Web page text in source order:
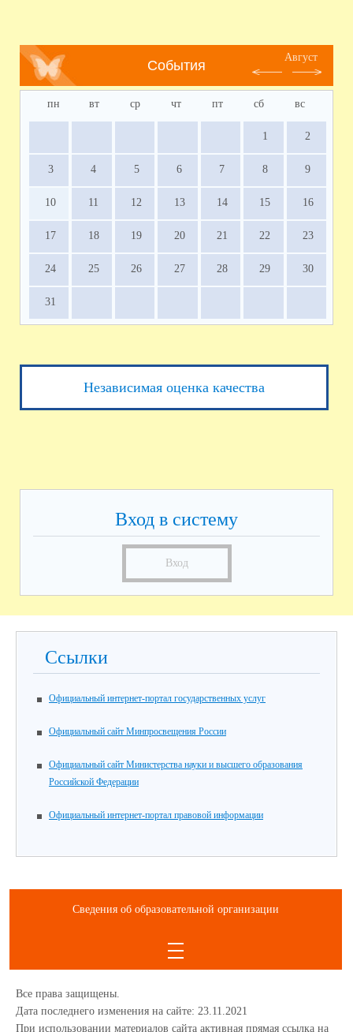
События
Август
пн вт ср чт пт сб вс
1 2
3 4 5 6 7 8 9
10 11 12 13 14 15 16
17 18 19 20 21 22 23
24 25 26 27 28 29 30
31
Независимая оценка качества
Вход в систему
Вход
Ссылки
Официальный интернет-портал государственных услуг
Официальный сайт Минпросвещения России
Официальный сайт Министерства науки и высшего образования
Российской Федерации
Официальный интернет-портал правовой информации
Сведения об образовательной организации
Все права защищены.
Дата последнего изменения на сайте: 23.11.2021
При использовании материалов сайта активная прямая ссылка на